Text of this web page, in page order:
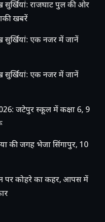
राजघाट पुल की ओर
खबरें
सुर्खियां: एक नजर में जानें
सुर्खियां: एक नजर में जानें
जटेपुर स्कूल में कक्षा 6, 9
की जगह भेजा सिंगापुर, 10
पर कोहरे का कहर, आपस में